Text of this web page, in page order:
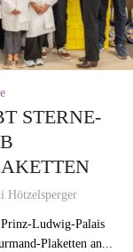
STERNE-
Hötzelsperger
Ludwig-Palais
Plaketten an...